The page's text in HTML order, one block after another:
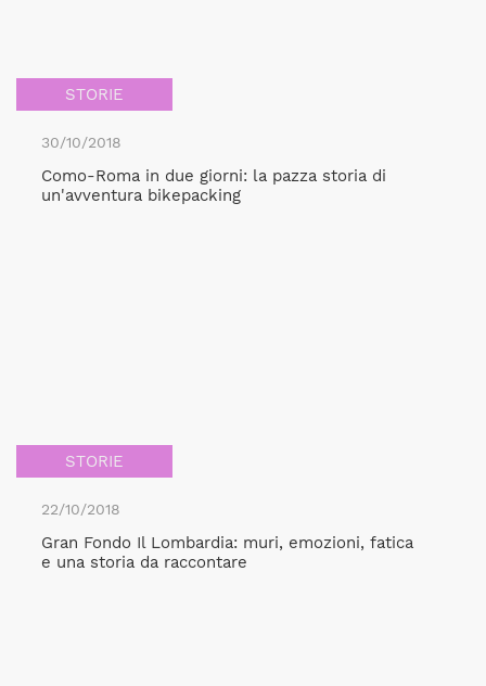
STORIE
30/10/2018
Como-Roma in due giorni: la pazza storia di
un'avventura bikepacking
STORIE
22/10/2018
Gran Fondo Il Lombardia: muri, emozioni, fatica
e una storia da raccontare